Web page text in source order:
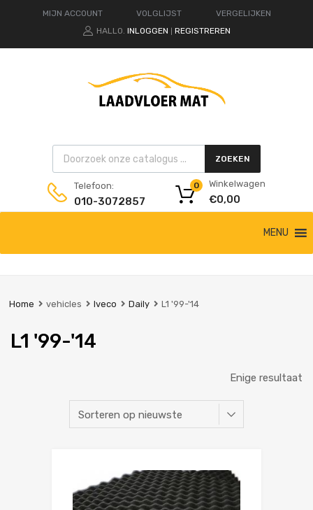
MIJN ACCOUNT VOLGLIJST
VERGELIJKEN
HALLO. INLOGGEN REGISTREREN
Products search ZOEKEN
Telefoon:
010-3072857
Winkelwagen
€0,00
0
de
MENU
Home vehicles Iveco Daily L1 '99-'14
L1 '99-'14
Enige resultaat